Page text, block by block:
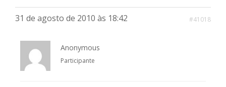
31 de agosto de 2010 às 18:42 #41018
Anonymous
Participante